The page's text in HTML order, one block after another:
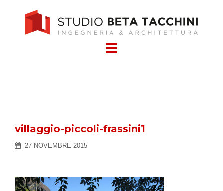
villaggio-piccoli-frassini1
27 NOVEMBRE 2015